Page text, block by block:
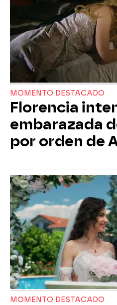
MOMENTO DESTACADO
Florencia
embarazada
por orden de
MOMENTO DESTACADO